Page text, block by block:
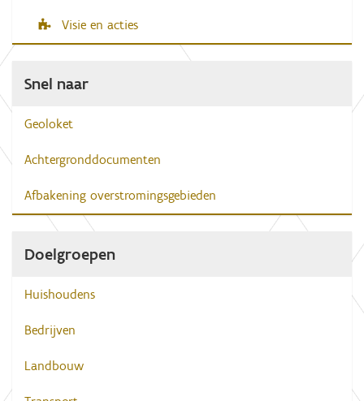
Visie en acties
Snel naar
Geoloket
Achtergronddocumenten
Afbakening overstromingsgebieden
Doelgroepen
Huishoudens
Bedrijven
Landbouw